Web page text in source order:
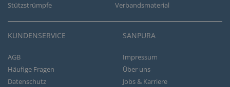
Stützstrümpfe
Verbandsmaterial
KUNDENSERVICE
AGB
Häufige Fragen
Datenschutz
SANPURA
Impressum
Über uns
Jobs & Karriere